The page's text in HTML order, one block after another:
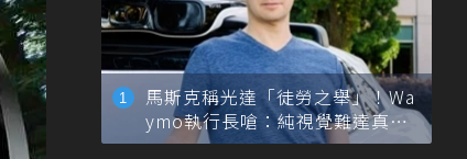
馬斯克稱光達「徒勞之舉」！Wa
ymo執行長嗆：純視覺難達真正
自動駕駛